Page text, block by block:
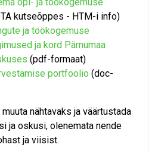
kutseõppes - HTM-i info)
ja töökogemuse
ja kord Pärnumaa
(pdf-formaat)
portfoolio (doc-
nähtavaks ja väärtustada
ja oskusi, olenemata nende
ja viisist.